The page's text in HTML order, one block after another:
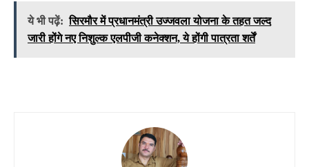
ये भी पढ़ें: सिरमौर में प्रधानमंत्री उज्जवला योजना के तहत जल्द
जारी होंगे नए निशुल्क एलपीजी कनेक्शन, ये होंगी पात्रता शर्तें